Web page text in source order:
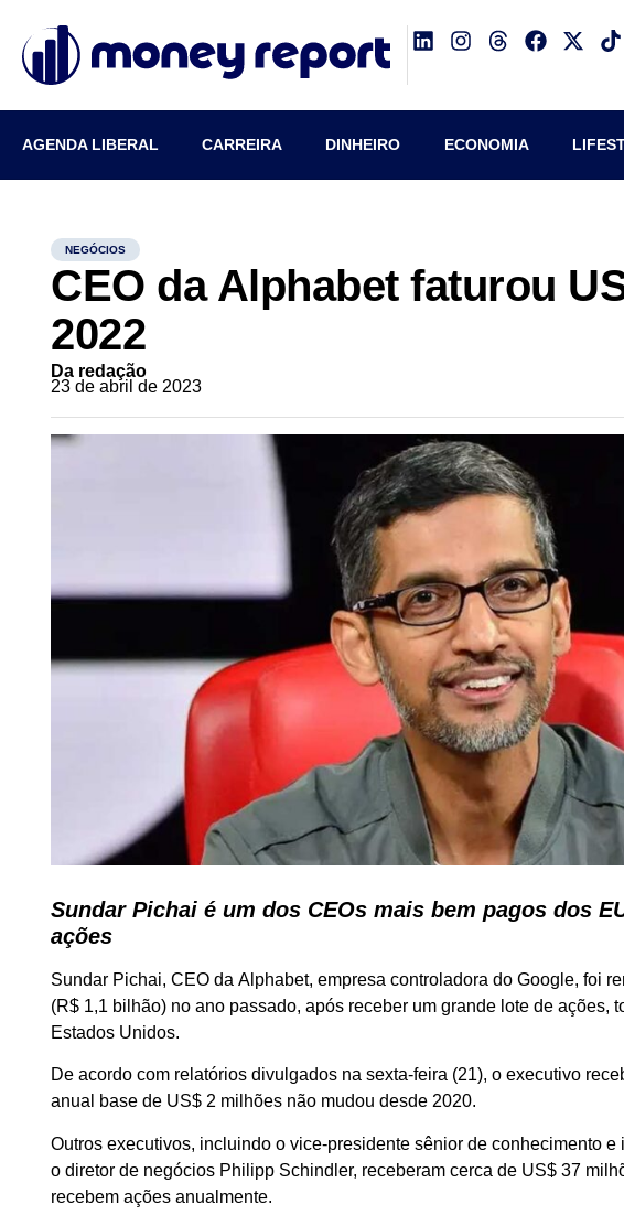
AGENDA LIBERAL CARREIRA DINHEIRO ECONOMIA
NEGÓCIOS
CEO da Alphabet faturou
2022
Da redação
23 de abril de 2023
Sundar Pichai é um dos CEOs mais bem pagos dos
ações
Sundar Pichai, CEO da Alphabet, empresa controladora do Google, foi
(R$ 1,1 bilhão) no ano passado, após receber um grande lote de ações,
Estados Unidos.
De acordo com relatórios divulgados na sexta-feira (21), o executivo
anual base de US$ 2 milhões não mudou desde 2020.
Outros executivos, incluindo o vice-presidente sênior de conhecimento
o diretor de negócios Philipp Schindler, receberam cerca de US$ 37
recebem ações anualmente.